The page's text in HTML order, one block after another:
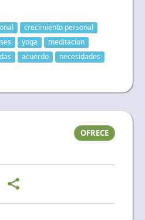
crecimiento personal
yoga
meditacion
acuerdo
necesidades
OFRECE